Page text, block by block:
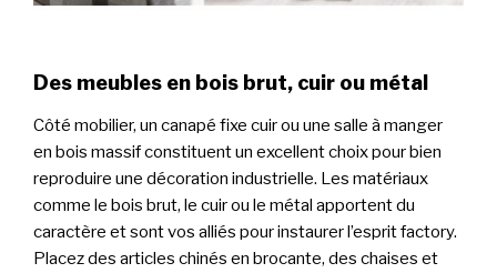
Des meubles en bois brut, cuir ou métal
Côté mobilier, un canapé fixe cuir ou une salle à manger
en bois massif constituent un excellent choix pour bien
reproduire une décoration industrielle. Les matériaux
comme le bois brut, le cuir ou le métal apportent du
caractère et sont vos alliés pour instaurer l’esprit factory.
Placez des articles chinés en brocante, des chaises et